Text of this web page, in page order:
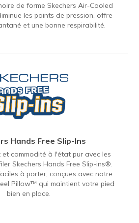
de forme Skechers Air-Cooled
les points de pression, offre
et une bonne respirabilité.
Hands Free Slip-Ins
commodité à l'état pur avec les
Skechers Hands Free Slip-ins®.
à porter, conçues avec notre
Pillow™ qui maintient votre pied
bien en place.